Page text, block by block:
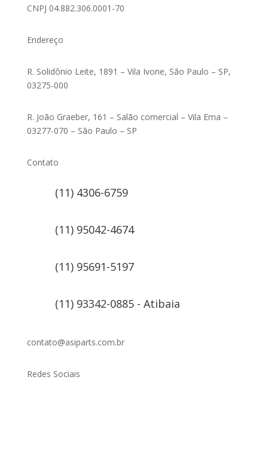
CNPJ 04.882.306.0001-70
Endereço
R. Solidônio Leite, 1891 – Vila Ivone, São Paulo – SP,
03275-000
R. João Graeber, 161 – Salão comercial – Vila Ema –
03277-070 – São Paulo – SP
Contato
(11) 4306-6759
(11) 95042-4674
(11) 95691-5197
(11) 93342-0885 - Atibaia
contato@asiparts.com.br
Redes Sociais